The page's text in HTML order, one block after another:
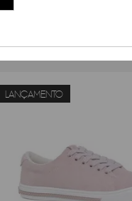
LANÇAMENTO